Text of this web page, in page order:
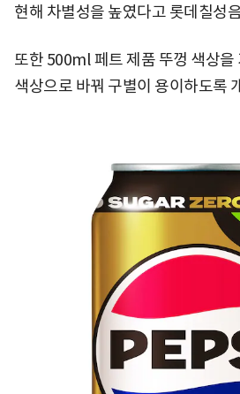
현해 차별성을 높였다고 롯데칠성
또한 500ml 페트 제품 뚜껑 색상을
색상으로 바꿔 구별이 용이하도록